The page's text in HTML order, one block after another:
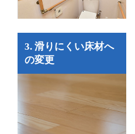
3. 滑りにくい床材へ
の変更